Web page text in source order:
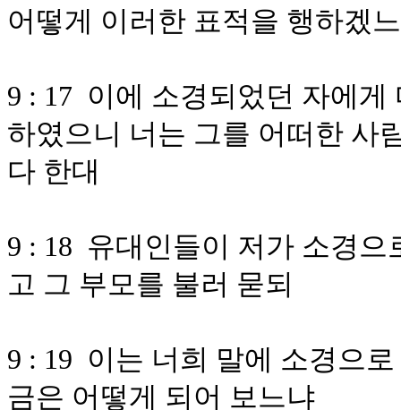
어떻게 이러한 표적을 행하겠
9 : 17 이에 소경되었던 자에
하였으니 너는 그를 어떠한 사
다 한대
9 : 18 유대인들이 저가 소경
고 그 부모를 불러 묻되
9 : 19 이는 너희 말에 소경으
금은 어떻게 되어 보느냐